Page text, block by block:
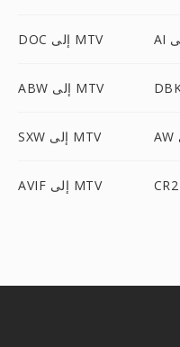
DOC إلى MTV
ABW إلى MTV
SXW إلى MTV
AVIF إلى MTV